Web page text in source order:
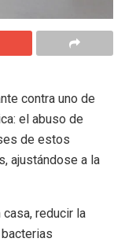
contra uno de
el abuso de
de estos
ajustándose a la
reducir la